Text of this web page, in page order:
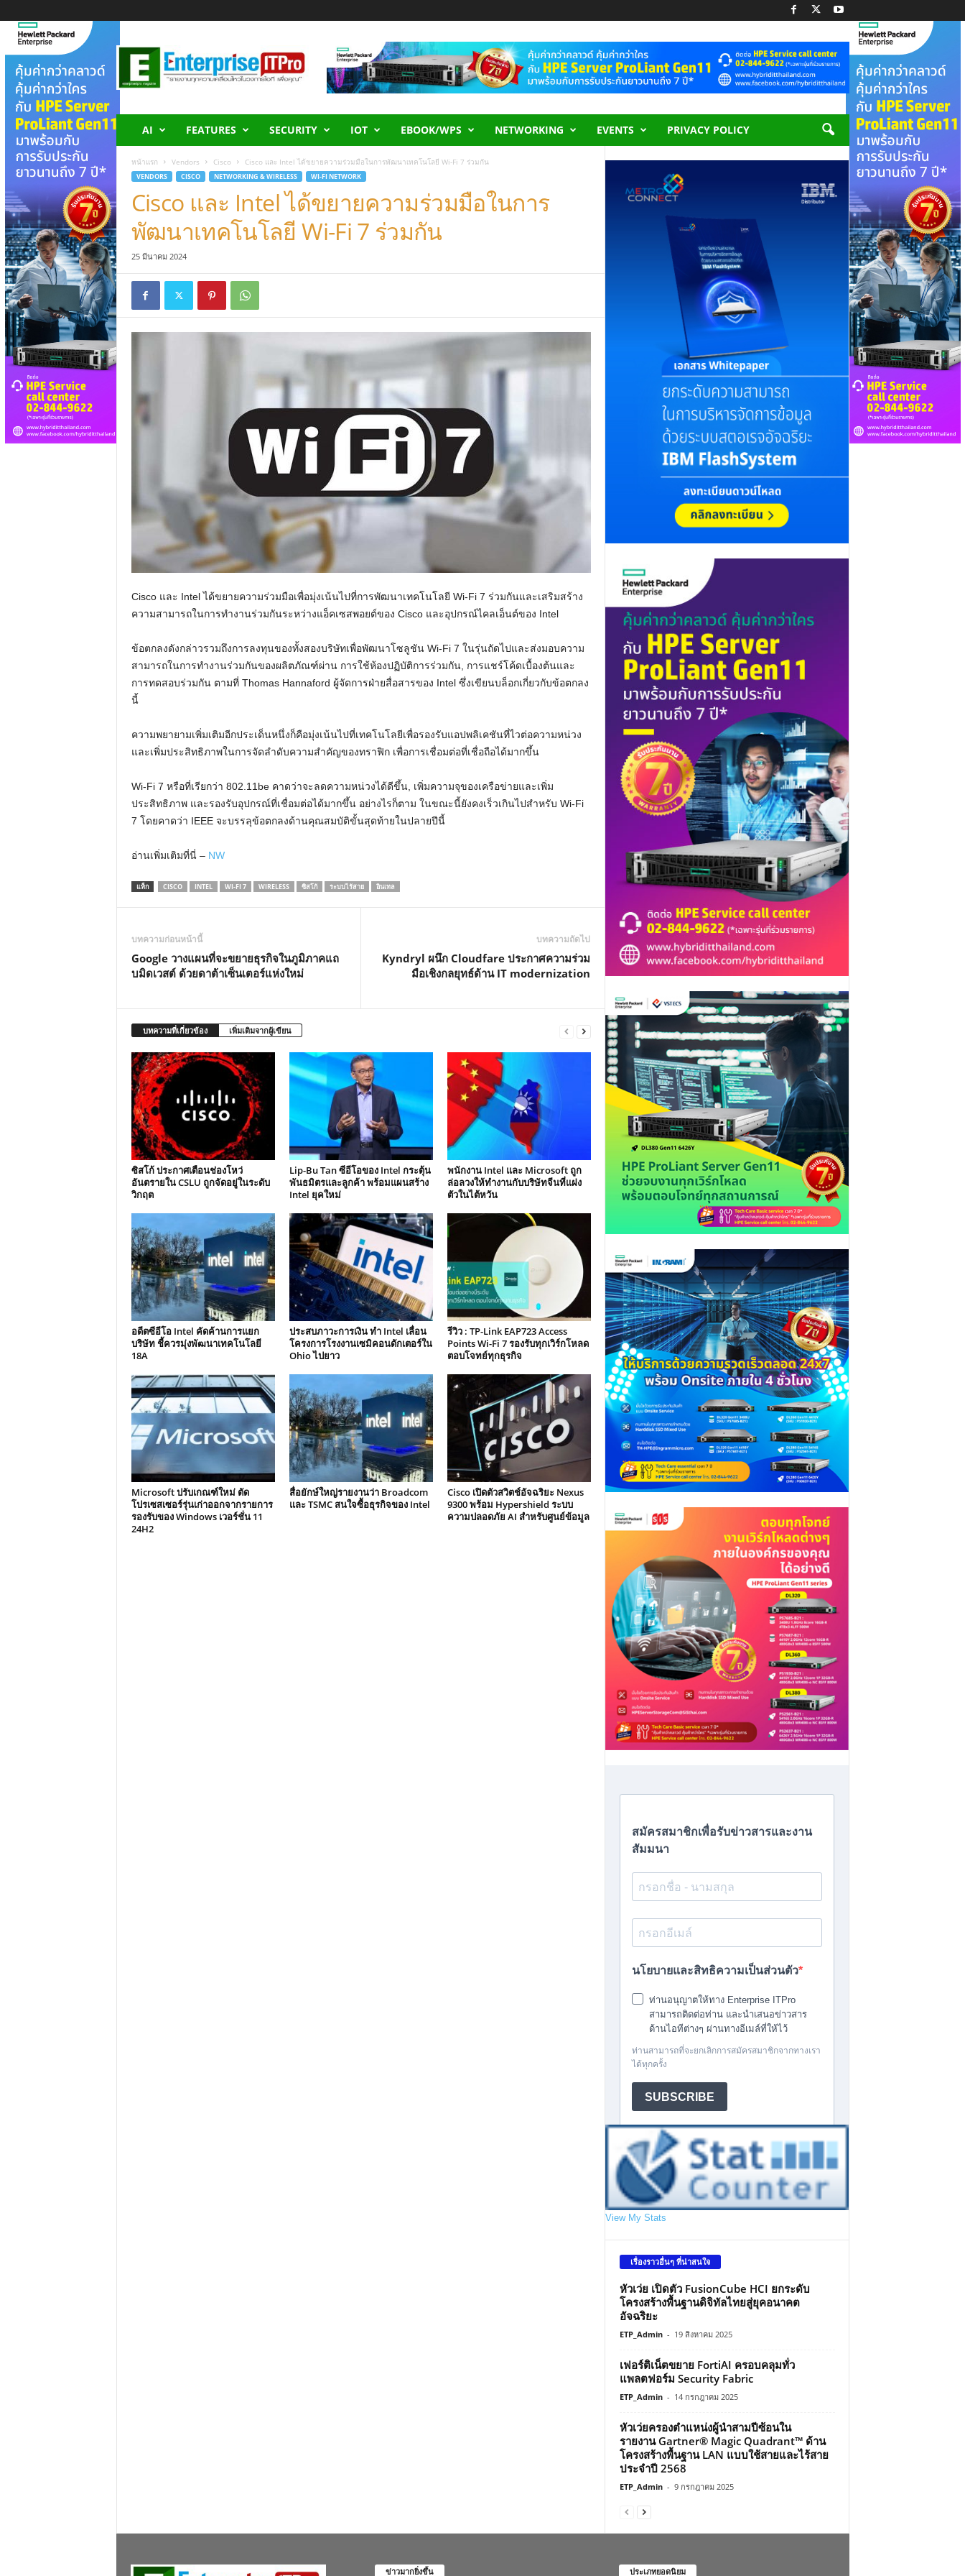
n
T
P
r
o
AI FEATURES SECURITY IOT EBOOK/WPS NETWORKING EVENTS PRIVACY POLICY
หน้าแรก Vendors Cisco Cisco และ Intel ได้ขยายความร่วมมือในการพัฒนาเทคโนโลยี Wi-Fi 7 ร่วมกัน
VENDORS CISCO NETWORKING & WIRELESS WI-FI NETWORK
Cisco และ Intel ได้ขยายความร่วมมือในการ
พัฒนาเทคโนโลยี Wi-Fi 7 ร่วมกัน
25 มีนาคม 2024
Cisco และ Intel ได้ขยายความร่วมมือเพื่อมุ่งเน้นไปที่การพัฒนาเทคโนโลยี Wi-Fi 7 ร่วมกันและเสริมสร้าง
ความสามารถในการทำงานร่วมกันระหว่างแอ็คเซสพอยต์ของ Cisco และอุปกรณ์ไคลเอ็นต์ของ Intel
ข้อตกลงดังกล่าวรวมถึงการลงทุนของทั้งสองบริษัทเพื่อพัฒนาโซลูชัน Wi-Fi 7 ในรุ่นถัดไปและส่งมอบความ
สามารถในการทำงานร่วมกันของผลิตภัณฑ์ผ่าน การใช้ห้องปฏิบัติการร่วมกัน, การแชร์โค้ดเบื้องต้นและ
การทดสอบร่วมกัน ตามที่ Thomas Hannaford ผู้จัดการฝ่ายสื่อสารของ Intel ซึ่งเขียนบล็อกเกี่ยวกับข้อตกลง
นี้
ความพยายามเพิ่มเติมอีกประเด็นหนึ่งก็คือมุ่งเน้นไปที่เทคโนโลยีเพื่อรองรับแอปพลิเคชันที่ไวต่อความหน่วง
และเพิ่มประสิทธิภาพในการจัดลำดับความสำคัญของทราฟิก เพื่อการเชื่อมต่อที่เชื่อถือได้มากขึ้น
Wi-Fi 7 หรือที่เรียกว่า 802.11be คาดว่าจะลดความหน่วงได้ดีขึ้น, เพิ่มความจุของเครือข่ายและเพิ่ม
ประสิทธิภาพ และรองรับอุปกรณ์ที่เชื่อมต่อได้มากขึ้น อย่างไรก็ตาม ในขณะนี้ยังคงเร็วเกินไปสำหรับ Wi-Fi
7 โดยคาดว่า IEEE จะบรรลุข้อตกลงด้านคุณสมบัติขั้นสุดท้ายในปลายปีนี้
อ่านเพิ่มเติมที่นี่ – NW
แท็ก CISCO INTEL WI-FI 7 WIRELESS ซิสโก้ ระบบไร้สาย อินเทล
บทความก่อนหน้านี้
Google วางแผนที่จะขยายธุรกิจในภูมิภาคแถ
บมิดเวสต์ ด้วยดาต้าเซ็นเตอร์แห่งใหม่
บทความถัดไป
Kyndryl ผนึก Cloudfare ประกาศความร่วม
มือเชิงกลยุทธ์ด้าน IT modernization
บทความที่เกี่ยวข้อง เพิ่มเติมจากผู้เขียน
ซิสโก้ ประกาศเตือนช่องโหว่
อันตรายใน CSLU ถูกจัดอยู่ในระดับ
วิกฤต
Lip-Bu Tan ซีอีโอของ Intel กระตุ้น
พันธมิตรและลูกค้า พร้อมแผนสร้าง
Intel ยุคใหม่
พนักงาน Intel และ Microsoft ถูก
ล่อลวงให้ทำงานกับบริษัทจีนที่แฝง
ตัวในไต้หวัน
อดีตซีอีโอ Intel คัดค้านการแยก
บริษัท ชี้ควรมุ่งพัฒนาเทคโนโลยี
18A
ประสบภาวะการเงิน ทำ Intel เลื่อน
โครงการโรงงานเซมิคอนดักเตอร์ใน
Ohio ไปยาว
รีวิว : TP-Link EAP723 Access
Points Wi-Fi 7 รองรับทุกเวิร์กโหลด
ตอบโจทย์ทุกธุรกิจ
Microsoft ปรับเกณฑ์ใหม่ ตัด
โปรเซสเซอร์รุ่นเก่าออกจากรายการ
รองรับของ Windows เวอร์ชั่น 11
24H2
สื่อยักษ์ใหญ่รายงานว่า Broadcom
และ TSMC สนใจซื้อธุรกิจของ Intel
Cisco เปิดตัวสวิตช์อัจฉริยะ Nexus
9300 พร้อม Hypershield ระบบ
ความปลอดภัย AI สำหรับศูนย์ข้อมูล
View My Stats
เรื่องราวอื่นๆ ที่น่าสนใจ
หัวเว่ย เปิดตัว FusionCube HCI ยกระดับ
โครงสร้างพื้นฐานดิจิทัลไทยสู่ยุคอนาคต
อัจฉริยะ
ETP_Admin - 19 สิงหาคม 2025
เฟอร์ติเน็ตขยาย FortiAI ครอบคลุมทั่ว
แพลตฟอร์ม Security Fabric
ETP_Admin - 14 กรกฎาคม 2025
หัวเว่ยครองตำแหน่งผู้นำสามปีซ้อนใน
รายงาน Gartner® Magic Quadrant™ ด้าน
โครงสร้างพื้นฐาน LAN แบบใช้สายและไร้สาย
ประจำปี 2568
ETP_Admin - 9 กรกฎาคม 2025
ข่าวมากยิ่งขึ้น ประเภทยอดนิยม